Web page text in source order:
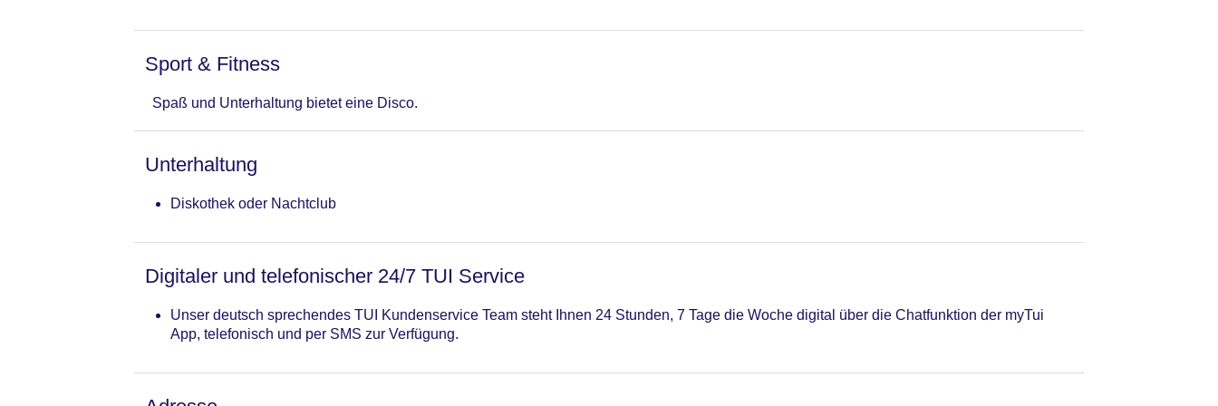
Sport & Fitness
Spaß und Unterhaltung bietet eine Disco.
Unterhaltung
Diskothek oder Nachtclub
Digitaler und telefonischer 24/7 TUI Service
Unser deutsch sprechendes TUI Kundenservice Team steht Ihnen 24 Stunden, 7 Tage die Woche digital über die Chatfunktion der myTui
App, telefonisch und per SMS zur Verfügung.